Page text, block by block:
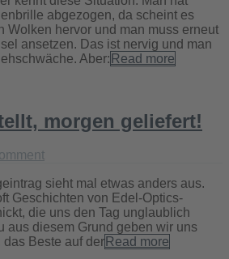
abgezogen, da scheint es
Wolken hervor und man muss erneut
ansetzen. Das ist nervig und man
Aber: Read more
morgen geliefert!
sieht mal etwas anders aus.
Geschichten von Edel-Optics-
die uns den Tag unglaublich
aus diesem Grund geben wir uns
das Beste auf der Read more